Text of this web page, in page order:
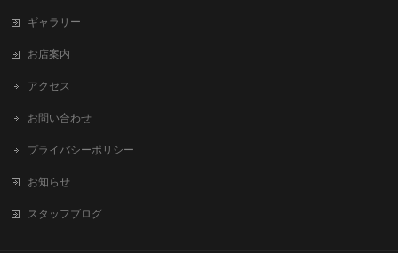
ギャラリー
お店案内
アクセス
お問い合わせ
プライバシーポリシー
お知らせ
スタッフブログ